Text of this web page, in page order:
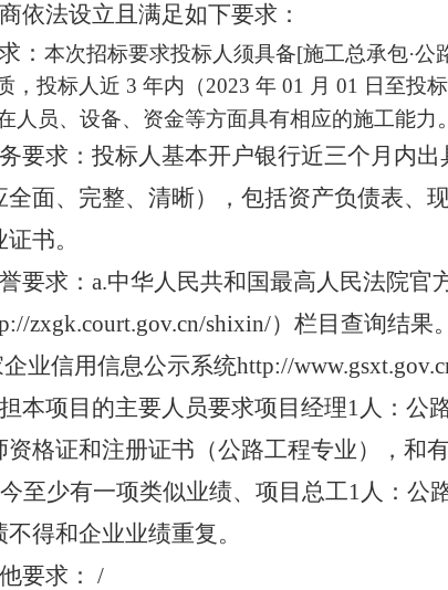
依法设立且满足如下要求 ：
： 本次招标要求投标人须具备[施工总承包·公
，投标人近 3 年内（2023 年 01 月 01 日至
人员、设备、资金等方面具有相应的施工能力 。
要求： 投标人基本开户银行近三个月内
全面、完整、清晰），包括资产负债表、
书。
要求： a.中华人民共和国最高人民法院官
zxgk.court.gov.cn/shixin/）栏目查询结果。
业信用信息公示系统http://
本项目的主要人员要求项目经理1人： 公
资格证和注册证书（公路工程专业），和
至少有一项类似业绩、项目总工1人：
不得和企业业绩重复。
要求： /